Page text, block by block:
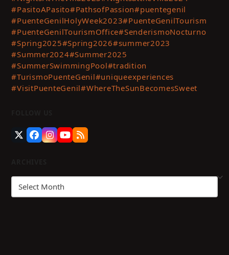
#PasitoAPasito#PathsofPassion#puentegenil
#PuenteGenilHolyWeek2023#PuenteGenilTourism
#PuenteGenilTourismOffice#SenderismoNocturno
#Spring2025#Spring2026#summer2023
#Summer2024#Summer2025
#SummerSwimmingPool#tradition
#TurismoPuenteGenil#uniqueexperiences
#VisitPuenteGenil#WhereTheSunBecomesSweet
TwitterFacebook
Instagram
YouTube
RSS
Archives